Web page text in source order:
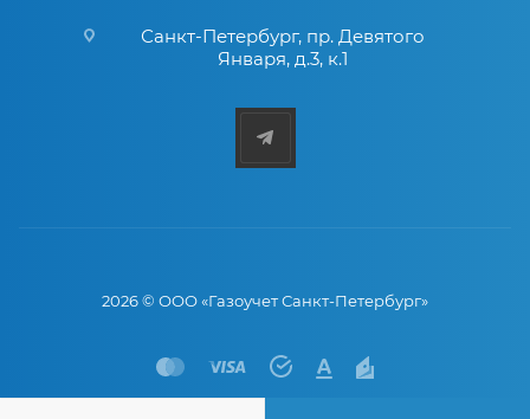
Санкт-Петербург, пр. Девятого
Января, д.3, к.1
2026 © ООО «Газоучет Санкт-Петербург»